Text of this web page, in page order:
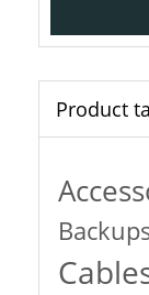
Product